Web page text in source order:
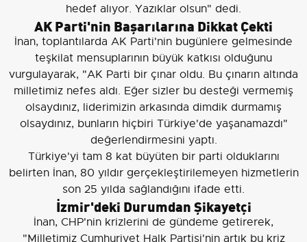
hedef alıyor. Yazıklar olsun" dedi.
AK Parti'nin Başarılarına Dikkat Çekti
İnan, toplantılarda AK Parti'nin bugünlere gelmesinde
teşkilat mensuplarının büyük katkısı olduğunu
vurgulayarak, "AK Parti bir çınar oldu. Bu çınarın altında
milletimiz nefes aldı. Eğer sizler bu desteği vermemiş
olsaydınız, liderimizin arkasında dimdik durmamış
olsaydınız, bunların hiçbiri Türkiye'de yaşanamazdı"
değerlendirmesini yaptı.
Türkiye'yi tam 8 kat büyüten bir parti olduklarını
belirten İnan, 80 yıldır gerçekleştirilemeyen hizmetlerin
son 25 yılda sağlandığını ifade etti.
İzmir'deki Durumdan Şikayetçi
İnan, CHP'nin krizlerini de gündeme getirerek,
"Milletimiz Cumhuriyet Halk Partisi'nin artık bu kriz